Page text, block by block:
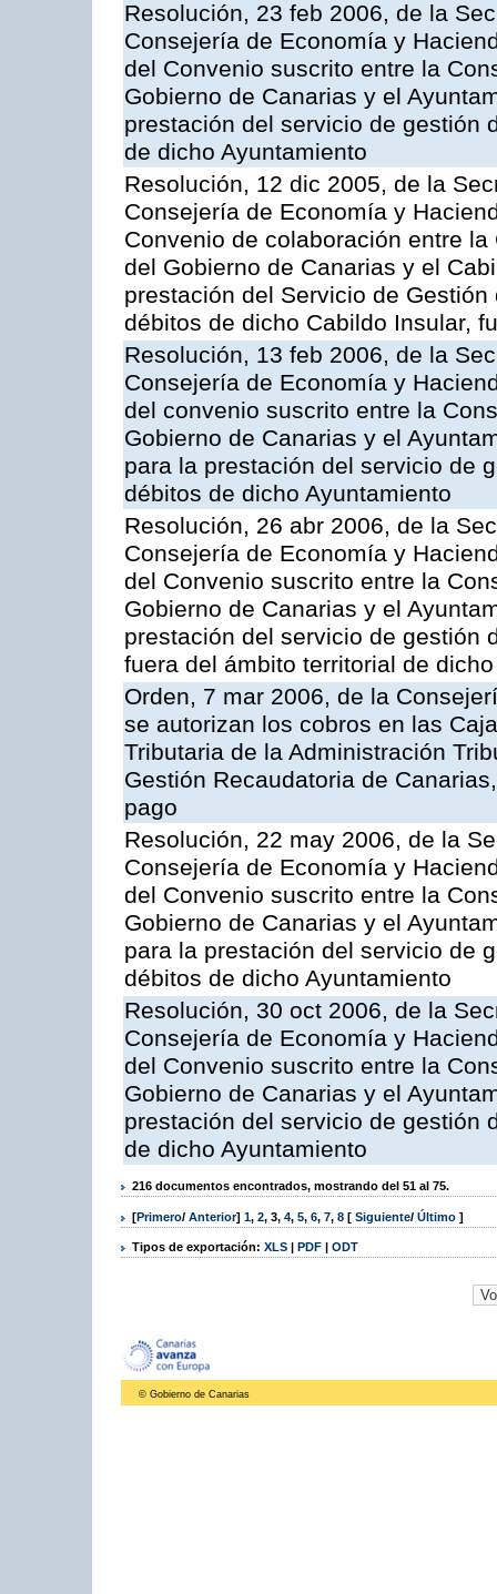
Resolución, 23 feb 2006, de la
Consejería de Economía y
del Convenio suscrito entre la
Gobierno de Canarias y el
prestación del servicio de gestión
de dicho Ayuntamiento
Resolución, 12 dic 2005, de la
Consejería de Economía y
Convenio de colaboración entre
del Gobierno de Canarias y el
prestación del Servicio de
débitos de dicho Cabildo Insular,
Resolución, 13 feb 2006, de la
Consejería de Economía y
del convenio suscrito entre la
Gobierno de Canarias y el
para la prestación del servicio de
débitos de dicho Ayuntamiento
Resolución, 26 abr 2006, de la
Consejería de Economía y
del Convenio suscrito entre la
Gobierno de Canarias y el
prestación del servicio de gestión
fuera del ámbito territorial de
Orden, 7 mar 2006, de la
se autorizan los cobros en las
Tributaria de la Administración
Gestión Recaudatoria de
pago
Resolución, 22 may 2006, de la
Consejería de Economía y
del Convenio suscrito entre la
Gobierno de Canarias y el
para la prestación del servicio de
débitos de dicho Ayuntamiento
Resolución, 30 oct 2006, de la
Consejería de Economía y
del Convenio suscrito entre la
Gobierno de Canarias y el
prestación del servicio de gestión
de dicho Ayuntamiento
216 documentos encontrados, mostrando del 51 al 75.
[Primero/ Anterior] 1, 2, 3, 4, 5, 6, 7, 8 [ Siguiente/ Último ]
Tipos de exportación: XLS | PDF | ODT
© Gobierno de Canarias